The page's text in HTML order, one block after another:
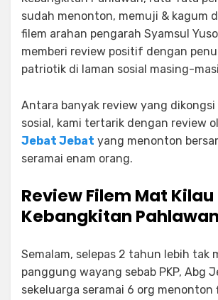
sudah menonton, memuji & kagum
filem arahan pengarah Syamsul
memberi review positif dengan
patriotik di laman sosial masing-
Antara banyak review yang dikongsi
sosial, kami tertarik dengan review
Jebat Jebat yang menonton
seramai enam orang.
Review Filem Mat Kilau
Kebangkitan Pahlawan
Semalam, selepas 2 tahun lebih tak
panggung wayang sebab PKP, Abg
sekeluarga seramai 6 org menonton